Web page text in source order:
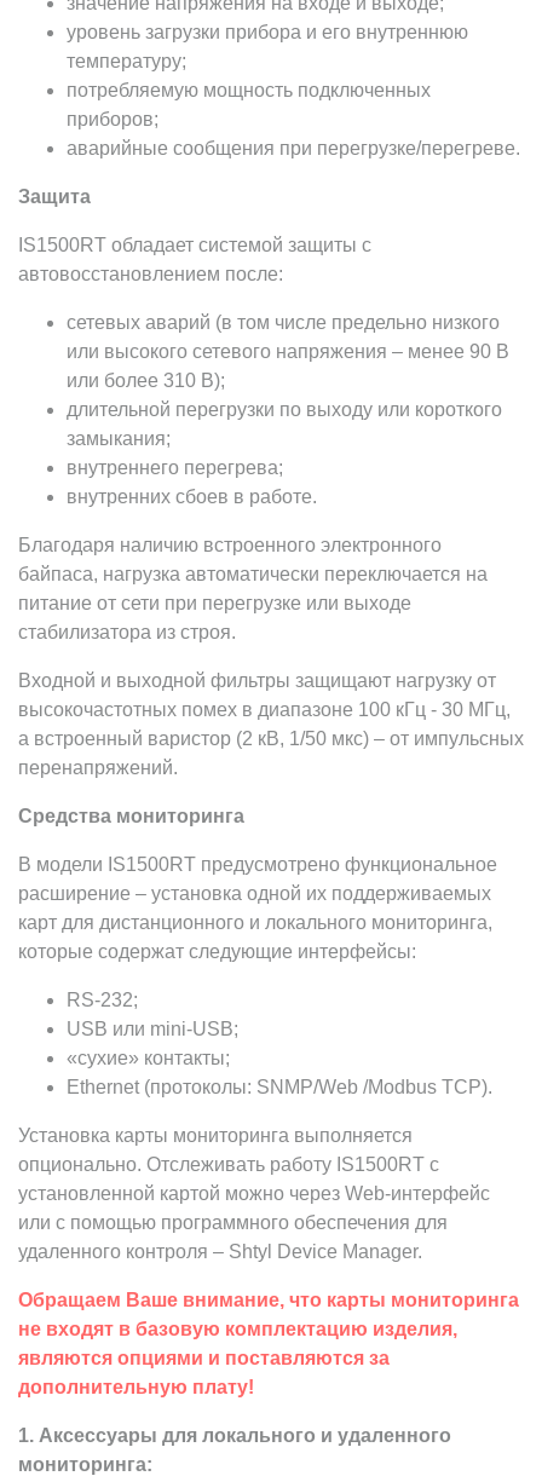
уровень загрузки прибора и его внутреннюю
температуру;
потребляемую мощность подключенных
приборов;
аварийные сообщения при перегрузке/перегреве.
Защита
IS1500RT обладает системой защиты с
автовосстановлением после:
сетевых аварий (в том числе предельно низкого
или высокого сетевого напряжения – менее 90 В
или более 310 В);
длительной перегрузки по выходу или короткого
замыкания;
внутреннего перегрева;
внутренних сбоев в работе.
Благодаря наличию встроенного электронного
байпаса, нагрузка автоматически переключается на
питание от сети при перегрузке или выходе
стабилизатора из строя.
Входной и выходной фильтры защищают нагрузку от
высокочастотных помех в диапазоне 100 кГц - 30 МГц,
а встроенный варистор (2 кВ, 1/50 мкс) – от импульсных
перенапряжений.
Средства мониторинга
В модели IS1500RT предусмотрено функциональное
расширение – установка одной их поддерживаемых
карт для дистанционного и локального мониторинга,
которые содержат следующие интерфейсы:
RS-232;
USB или mini-USB;
«сухие» контакты;
Ethernet (протоколы: SNMP/Web /Modbus TCP).
Установка карты мониторинга выполняется
опционально. Отслеживать работу IS1500RT с
установленной картой можно через Web-интерфейс
или с помощью программного обеспечения для
удаленного контроля – Shtyl Device Manager.
Обращаем Ваше внимание, что карты мониторинга
не входят в базовую комплектацию изделия,
являются опциями и поставляются за
дополнительную плату!
1. Аксессуары для локального и удаленного
мониторинга: